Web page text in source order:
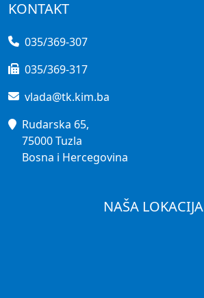
KONTAKT
035/369-307
035/369-317
vlada@tk.kim.ba
Rudarska 65,
75000 Tuzla
Bosna i Hercegovina
NAŠA LOKACIJA